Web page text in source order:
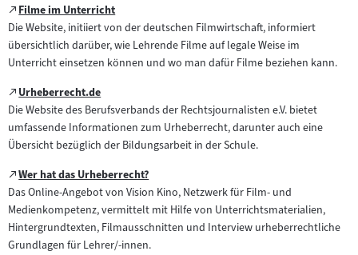
Zum
externen
Inhalt:
Filme im Unterricht
(öffnet
im
neuen
Tab)
Die Website, initiiert von der deutschen Filmwirtschaft, informiert
übersichtlich darüber, wie Lehrende Filme auf legale Weise im
Unterricht einsetzen können und wo man dafür Filme beziehen kann.
Zum
externen
Inhalt:
Urheberrecht.de
(öffnet
im
neuen
Tab)
Die Website des Berufsverbands der Rechtsjournalisten e.V. bietet
umfassende Informationen zum Urheberrecht, darunter auch eine
Übersicht bezüglich der Bildungsarbeit in der Schule.
Zum
externen
Inhalt:
Wer hat das Urheberrecht?
(öffnet
im
neuen
Tab)
Das Online-Angebot von Vision Kino, Netzwerk für Film- und
Medienkompetenz, vermittelt mit Hilfe von Unterrichtsmaterialien,
Hintergrundtexten, Filmausschnitten und Interview urheberrechtliche
Grundlagen für Lehrer/-innen.